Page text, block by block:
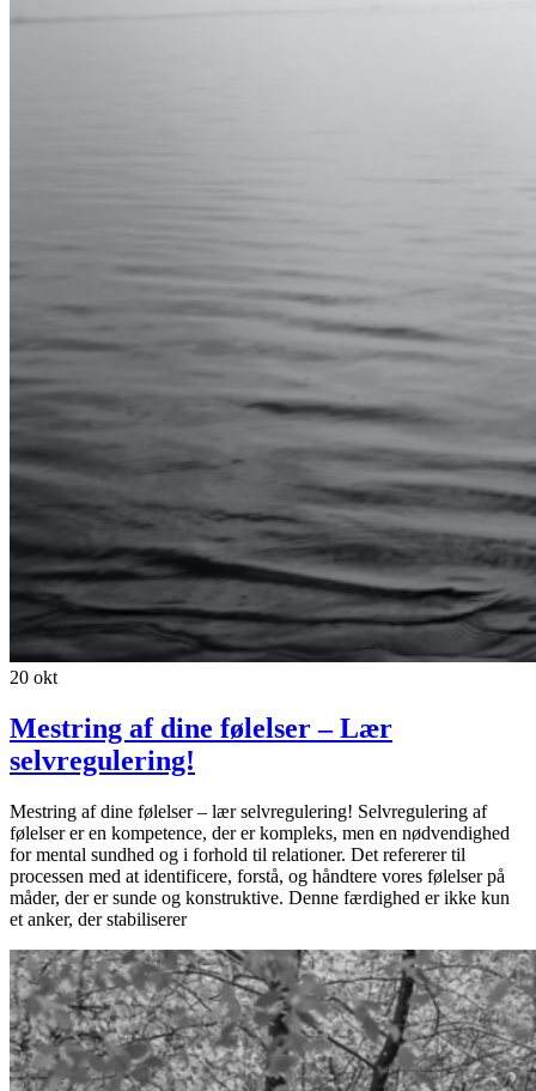
20 okt
Mestring af dine følelser – Lær
selvregulering!
Mestring af dine følelser – lær selvregulering! Selvregulering af
følelser er en kompetence, der er kompleks, men en nødvendighed
for mental sundhed og i forhold til relationer. Det refererer til
processen med at identificere, forstå, og håndtere vores følelser på
måder, der er sunde og konstruktive. Denne færdighed er ikke kun
et anker, der stabiliserer